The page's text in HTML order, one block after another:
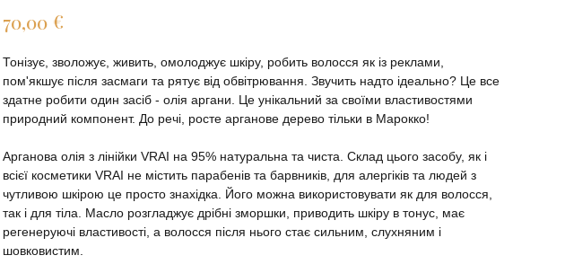
70,00 €
Тонізує, зволожує, живить, омолоджує шкіру, робить волосся як із реклами,
пом'якшує після засмаги та рятує від обвітрювання. Звучить надто ідеально? Це все
здатне робити один засіб - олія аргани. Це унікальний за своїми властивостями
природний компонент. До речі, росте арганове дерево тільки в Марокко!
Арганова олія з лінійки VRAI на 95% натуральна та чиста. Склад цього засобу, як і
всієї косметики VRAI не містить парабенів та барвників, для алергіків та людей з
чутливою шкірою це просто знахідка. Його можна використовувати як для волосся,
так і для тіла. Масло розгладжує дрібні зморшки, приводить шкіру в тонус, має
регенеруючі властивості, а волосся після нього стає сильним, слухняним і
шовковистим.